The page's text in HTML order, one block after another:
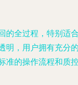
全过程，特别适
，用户拥有充分
准的操作流程和